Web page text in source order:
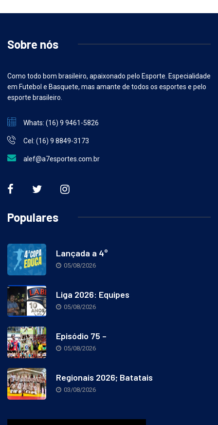
Sobre nós
Como todo bom brasileiro, apaixonado pelo Esporte. Especialidade
em Futebol e Basquete, mas amante de todos os esportes e pelo
esporte brasileiro.
Whats: (16) 9 9461-5826
Cel: (16) 9 8849-3173
alef@a7esportes.com.br
Populares
Lançada a 4°
05/08/2026
Liga 2026: Equipes
05/08/2026
Episódio 75 –
05/08/2026
Regionais 2026; Batatais
03/08/2026